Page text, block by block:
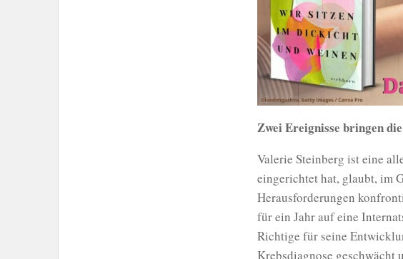
Zwei Ereignisse bringen
Valerie Steinberg ist eine
eingerichtet hat, glaubt, im
Herausforderungen
für ein Jahr auf eine
Richtige für seine
Krebsdiagnose geschwächt